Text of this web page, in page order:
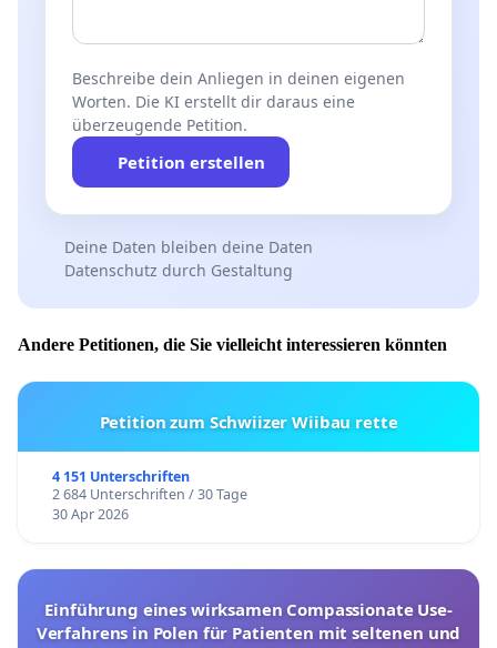
Beschreibe dein Anliegen in deinen eigenen
Worten. Die KI erstellt dir daraus eine
überzeugende Petition.
Petition erstellen
Deine Daten bleiben deine Daten
Datenschutz durch Gestaltung
Andere Petitionen, die Sie vielleicht interessieren könnten
Petition zum Schwiizer Wiibau rette
4 151 Unterschriften
2 684 Unterschriften / 30 Tage
30 Apr 2026
Einführung eines wirksamen Compassionate Use-
Verfahrens in Polen für Patienten mit seltenen und